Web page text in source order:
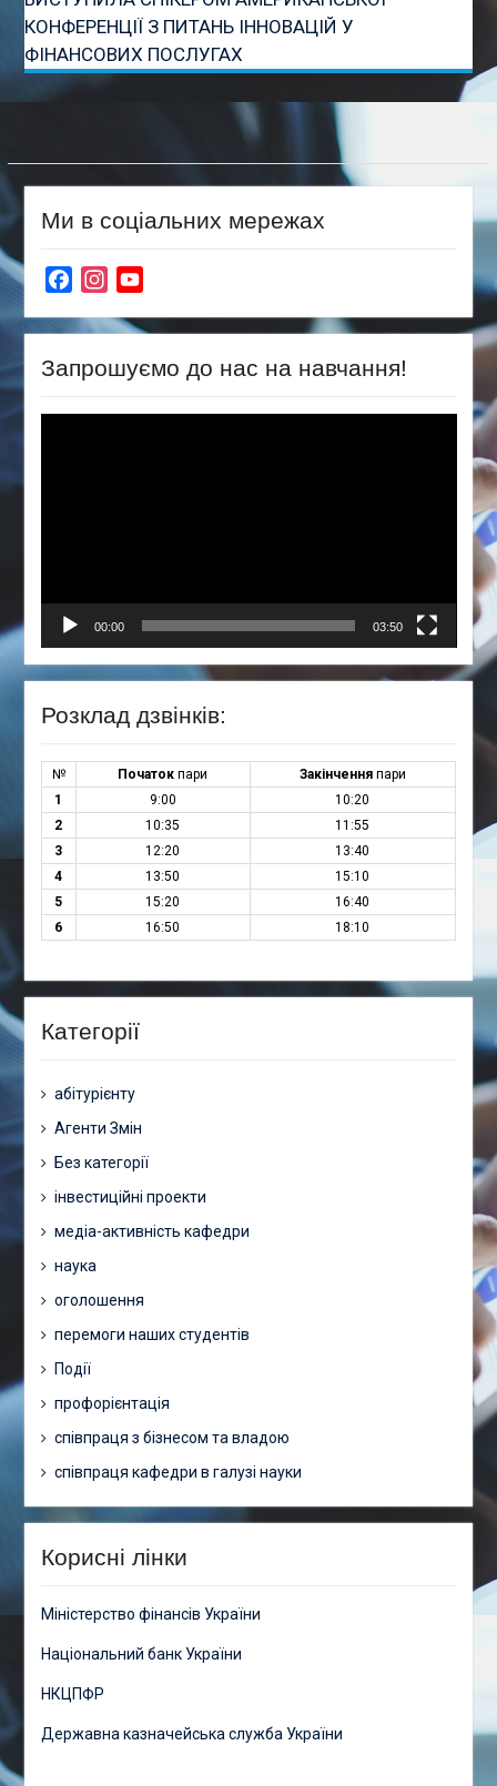
КОНФЕРЕНЦІЇ З ПИТАНЬ ІННОВАЦІЙ У
ФІНАНСОВИХ ПОСЛУГАХ
Ми в соціальних мережах
FacebookInstagram
Запрошуємо до нас на навчання!
00:00 03:50
Розклад дзвінків:
№ Початок пари Закінченняпари
1
9:00
10:20
2
10:35
11:55
3
12:20
13:40
4
13:50
15:10
5
15:20
16:40
6
16:50 18:10
Категорії
абітурієнту
Агенти Змін
Без категорії
інвестиційні проекти
медіа-активність кафедри
наука
оголошення
перемоги наших студентів
Події
профорієнтація
співпраця з бізнесом та владою
співпраця кафедри в галузі науки
Корисні лінки
Міністерство фінансів України
Національний банк України
НКЦПФР
Державна казначейська служба України